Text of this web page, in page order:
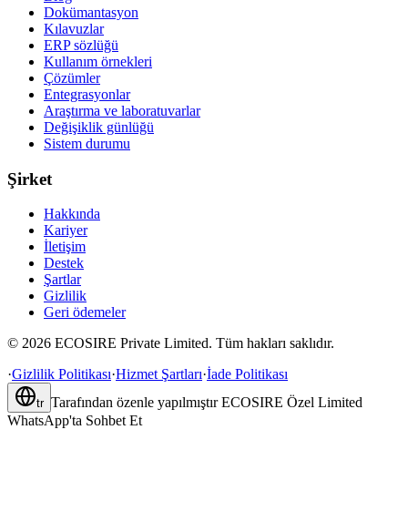
Dokümantasyon
Kılavuzlar
ERP sözlüğü
Kullanım örnekleri
Çözümler
Entegrasyonlar
Araştırma ve laboratuvarlar
Değişiklik günlüğü
Sistem durumu
Şirket
Hakkında
Kariyer
İletişim
Destek
Şartlar
Gizlilik
Geri ödemeler
© 2026 ECOSIRE Private Limited. Tüm hakları saklıdır.
·Gizlilik Politikası·Hizmet Şartları·İade Politikası
tr Tarafından özenle yapılmıştır ECOSIRE Özel Limited
WhatsApp'ta Sohbet Et